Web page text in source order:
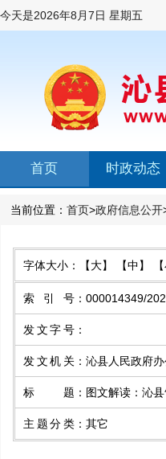
今天是2026年8月7日 星期五
首页 时政动态
当前位置： 首页>政府信息公开
字体大小： 【大】 【中】
索引号 ： 000014349/
发文字号 ：
发文机关 ： 沁县人民政府
标题 ： 图文解读：沁
主题分类 ： 其它